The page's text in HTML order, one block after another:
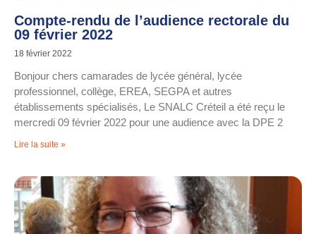
Compte-rendu de l’audience rectorale du
09 février 2022
18 février 2022
Bonjour chers camarades de lycée général, lycée
professionnel, collège, EREA, SEGPA et autres
établissements spécialisés, Le SNALC Créteil a été reçu le
mercredi 09 février 2022 pour une audience avec la DPE 2
Lire la suite »